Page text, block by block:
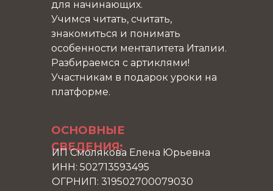
ОСНОВНЫЕ
СВЕДЕНИЯ:
ИП Смолякова Елена Юрьевна
ИНН: 502713593495
ОГРНИП: 319502700079030
для начинающих.
Учимся читать, считать,
знакомиться и понимать
особенности менталитета Италии.
Разбираемся с артиклями!
Участникам в подарок уроки на
платформе.